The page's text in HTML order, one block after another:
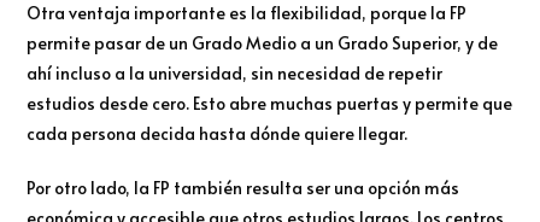
Otra ventaja importante es la flexibilidad, porque la FP
permite pasar de un Grado Medio a un Grado Superior, y de
ahí incluso a la universidad, sin necesidad de repetir
estudios desde cero. Esto abre muchas puertas y permite que
cada persona decida hasta dónde quiere llegar.
Por otro lado, la FP también resulta ser una opción más